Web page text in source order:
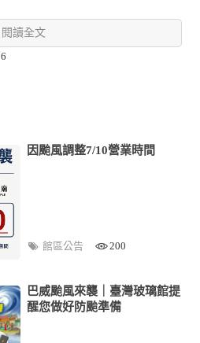
閱讀全文
因颱風調整7/10營業時間
館區公告 200
巴威颱風來襲｜臺灣玻璃館提
醒您做好防颱準備